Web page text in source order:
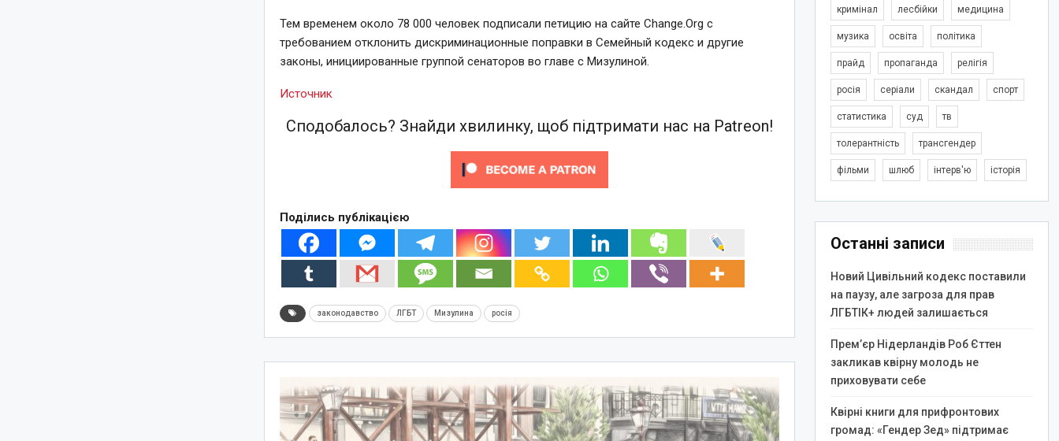
Тем временем около 78 000 человек подписали петицию на сайте Change.Org с
требованием отклонить дискриминационные поправки в Семейный кодекс и другие
законы, инициированные группой сенаторов во главе с Мизулиной.
Источник
Сподобалось? Знайди хвилинку, щоб підтримати нас на Patreon!
Поділись публікацією
законодавство ЛГБТ Мизулина росія
кримінал лесбійки медицина
музика освіта політика
прайд пропаганда релігія
росія серіали скандал спорт
статистика суд тв
толерантність трансгендер
фільми шлюб інтерв'ю історія
Останні записи
Новий Цивільний кодекс поставили
на паузу, але загроза для прав
ЛГБТІК+ людей залишається
Прем’єр Нідерландів Роб Єттен
закликав квірну молодь не
приховувати себе
Квірні книги для прифронтових
громад: «Гендер Зед» підтримає